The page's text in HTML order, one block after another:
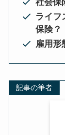
ライフ
保険？
雇用形
記事の筆者